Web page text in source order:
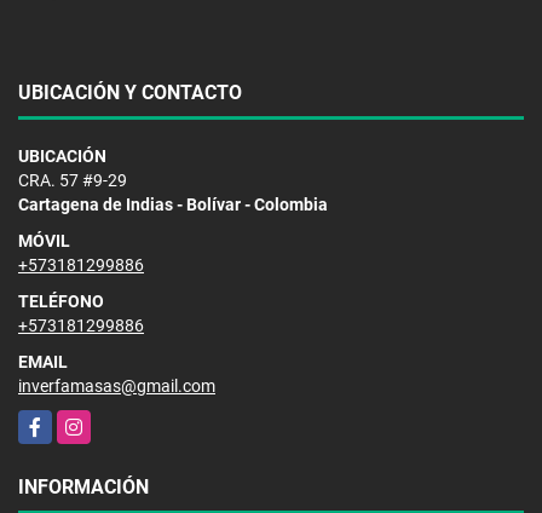
UBICACIÓN Y CONTACTO
UBICACIÓN
CRA. 57 #9-29
Cartagena de Indias - Bolívar - Colombia
MÓVIL
+573181299886
TELÉFONO
+573181299886
EMAIL
inverfamasas@gmail.com
FacebookInstagram
INFORMACIÓN